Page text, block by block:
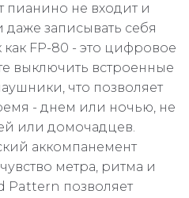
пианино не входит и
даже записывать себя
FP-80 - это цифровое
выключить встроенные
что позволяет
- днем или ночью, не
или домочадцев.
аккомпанемент
метра, ритма и
Pattern позволяет